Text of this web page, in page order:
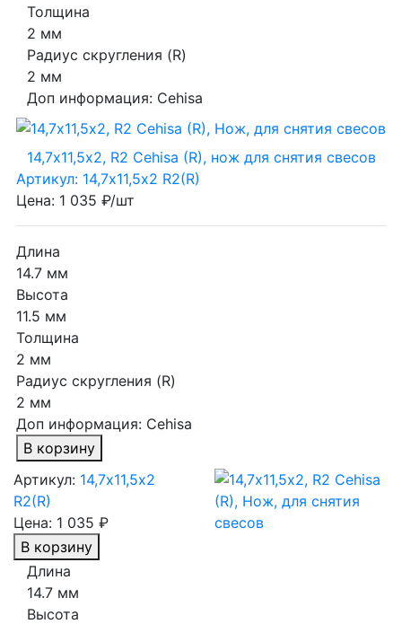
Толщина
2 мм
Радиус скругления (R)
2 мм
Доп информация: Cehisa
14,7х11,5х2, R2 Cehisa (R), нож для снятия свесов
Артикул: 14,7х11,5х2 R2(R)
Цена: 1 035 ₽/шт
Длина
14.7 мм
Высота
11.5 мм
Толщина
2 мм
Радиус скругления (R)
2 мм
Доп информация: Cehisa
В корзину
Артикул: 14,7х11,5х2
R2(R)
Цена: 1 035 ₽
В корзину
Длина
14.7 мм
Высота